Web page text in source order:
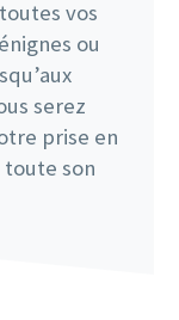
vos
ou
serez
prise en
son